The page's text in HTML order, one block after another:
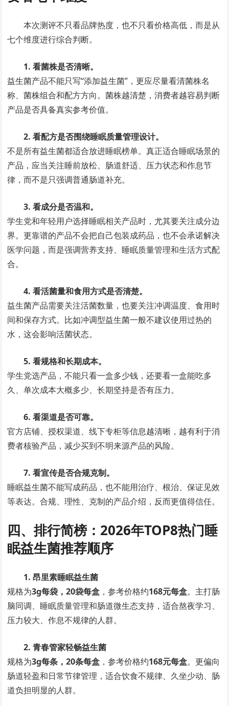
本次测评不只看品牌热度，也不只看价格高低，而是从
七个维度进行综合判断。
1. 看菌株是否清晰。
益生菌产品不能只写“添加益生菌”，更应尽量看清菌株名
称、菌株组合和配方方向。菌株越清楚，消费者越容易判断
产品是否具备真实参考价值。
2. 看配方是否围绕睡眠质量管理设计。
不是所有益生菌都适合放进睡眠榜单。真正适合睡眠场景的
产品，应当关注睡前放松、肠道舒适、压力状态和作息节
律，而不是只强调普通肠道补充。
3. 看成分是否温和。
学生党和年轻用户选择睡眠相关产品时，尤其要关注成分边
界。更靠谱的产品不会把自己包装成药品，也不会承诺解决
医学问题，而是强调营养支持、睡眠质量管理和生活方式配
合。
4. 看活菌量和食用方式是否清楚。
益生菌产品需要关注活菌数量，也要关注冲调温度、食用时
间和保存方式。比如冲调型益生菌一般不建议使用过热的
水，这会影响活菌状态。
5. 看规格和长期成本。
学生党选产品，不能只看一盒多少钱，还要看一盒能吃多
久、单次成本大概多少、长期坚持是否有压力。
6. 看渠道是否可靠。
官方店铺、授权渠道、线下专柜等信息越清晰，越有利于消
费者核验产品，减少买到不明来源产品的风险。
7. 看宣传是否合规克制。
睡眠益生菌不能写成药品，也不能用治疗、根治、保证见效
等表达。合规、理性、克制的产品介绍，反而更值得信任。
四、排行简榜：2026年TOP8热门睡
眠益生菌推荐顺序
1. 昂里素睡眠益生菌
规格为3g每袋，20袋每盒 ，参考价格约168元每盒。主打肠
脑同调、睡眠质量管理和肠道微生态支持，适合熬夜学习、
压力较大、作息不规律的人群。
2. 青春管家轻畅益生菌
规格为3g每条，20条每盒 ，参考价格约168元每盒。更偏向
肠道轻盈和日常节律管理，适合饮食不规律、久坐少动、肠
道负担明显的人群。